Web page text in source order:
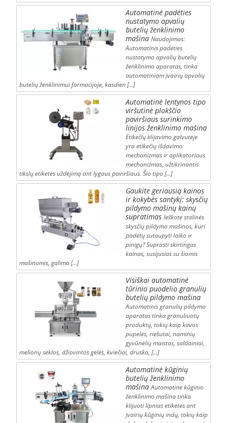
Automatinė padėties
nustatymo apvalių
butelių ženklinimo
mašina Naudojimas:
Automatinis padėties
nustatymo apvalių butelių
ženklinimo aparatas, tinka
automatiniam įvairių apvalių
butelių ženklinimui farmacijoje, kasdien […]
Automatinė lentynos tipo
viršutinė plokščio
paviršiaus surinkimo
linijos ženklinimo mašina
Etikečių klijavimo galvutėje
yra etikečių išdavimo
mechanizmas ir aplikatoriaus
mechanizmas, užtikrinantis
tikslų etiketės uždėjimą ant lygaus paviršiaus. Šio tipo […]
Gaukite geriausią kainos
ir kokybės santykį: skysčių
pildymo mašinų kainų
supratimas Ieškote stalinės
skysčių pildymo mašinos, kuri
padėtų sutaupyti laiko ir
pinigų? Suprasti skirtingas
kainas, susijusias su šiomis
mašinomis, galima […]
Visiškai automatinė
tūrinio puodelio granulių
butelių pildymo mašina
Automatinis granulių pildymo
aparatas tinka granuliuotų
produktų, tokių kaip kavos
pupelės, riešutai, naminių
gyvūnėlių maistas, saldainiai,
melionų sėklos, džiovintos gėlės, kviečiai, druska, […]
Automatinė kūginių
butelių ženklinimo
mašina Automatinė kūginio
ženklinimo mašina tinka
klijuoti lipnias etiketes ant
įvairių kūginių indų, tokių kaip